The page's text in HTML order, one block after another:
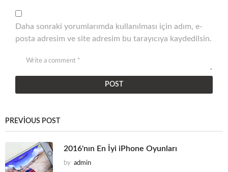
Daha sonraki yorumlarımda kullanılması için adım, e-
posta adresim ve site adresim bu tarayıcıya kaydedilsin.
PREVIOUS POST
2016'nın En İyi iPhone Oyunları
by admin